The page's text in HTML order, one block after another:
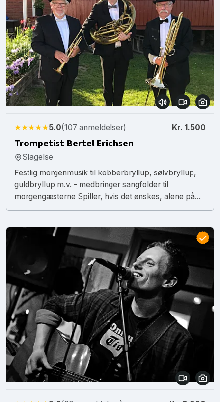
★★★★★5.0(107 anmeldelser) Kr. 1.500
Trompetist Bertel Erichsen
Slagelse
Festlig morgenmusik til kobberbryllup, sølvbryllup,
guldbryllup m.v. - medbringer sangfolder til
morgengæsterne Spiller, hvis det ønskes, alene på...